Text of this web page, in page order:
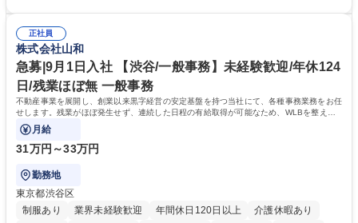
道路施設や道路工事現場の見学ツアー事業 ※入社後は上記いずれかの部門
へ配属。※業務内容変更の範囲：会社の定める業務 募集職種 【都庁グル
ープ】総合職（事務）◇残業月平均9時間未満／有給年平均16日取得
部門など多岐に渡る業務を経験できます。 ■様々なプロジェクト：駐車場
事業の他、新宿駅西口広場内に設置された照明を兼ねた広告「ブライトサ
イン」の管理運営を行うなど、事業収益を生み出す活動を積極的に行って
います。 学歴・資格 学歴：大学院 大学 高専 短大 専修学校 高校 語学力：
資格：
正社員
株式会社山和
急募|9月1日入社 【渋谷/一般事務】未経験歓迎/年休124
日/残業ほぼ無 一般事務
不動産事業を展開し、創業以来黒字経営の安定基盤を持つ当社にて、各種事務業務をお任
せします。残業がほぼ発生せず、連続した日程の有給取得が可能なため、WLBを整えた
い方にお勧めの環境です！
月給
31万円～33万円
勤務地
東京都渋谷区
制服あり
業界未経験歓迎 年間休日120日以上
介護休暇あり